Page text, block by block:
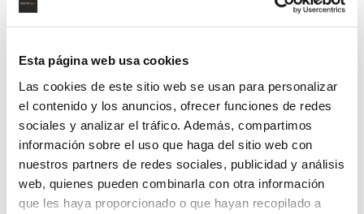
Esta página web usa cookies
Las cookies de este sitio web se usan para personalizar
el contenido y los anuncios, ofrecer funciones de redes
sociales y analizar el tráfico. Además, compartimos
información sobre el uso que haga del sitio web con
nuestros partners de redes sociales, publicidad y análisis
web, quienes pueden combinarla con otra información
que les haya proporcionado o que hayan recopilado a
¿Has olvidado tu contraseña?